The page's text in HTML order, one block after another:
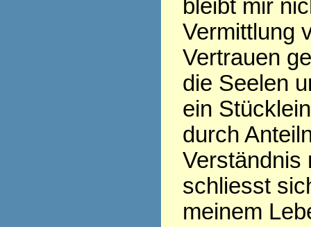
bleibt mir
Vermittlung
Vertrauen
die Seelen
ein
durch
Verständnis
schliesst
meinem